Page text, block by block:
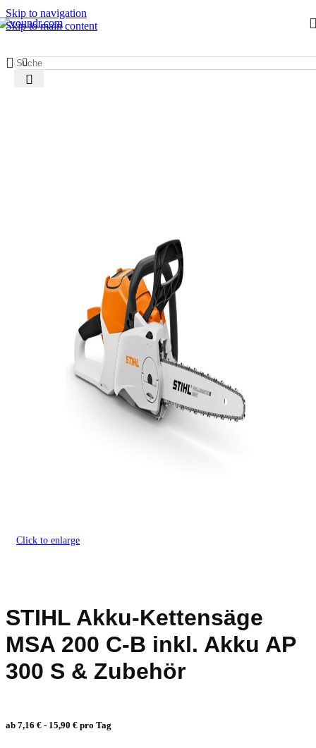
Skip to navigation
Skip to main content
Start/ Werkzeug mieten/ Gartenwerkzeug/ Kettensägen
Click to enlarge
STIHL Akku-Kettensäge
MSA 200 C-B inkl. Akku AP
300 S & Zubehör
ab 7,16 € - 15,90 € pro Tag